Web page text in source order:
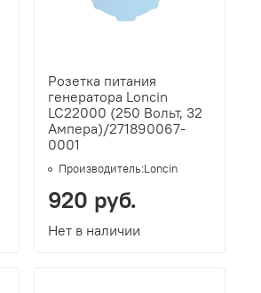
Розетка питания
генератора Loncin
LC22000 (250 Вольт, 32
Ампера)/271890067-
0001
Производитель:Loncin
Нет в наличии
920 руб.